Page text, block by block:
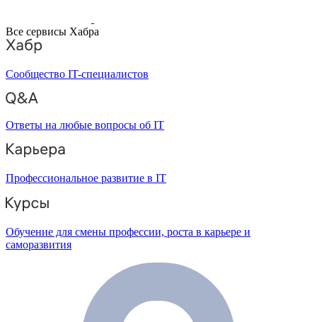
Все сервисы Хабра
Сообщество IT-специалистов
Ответы на любые вопросы об IT
Профессиональное развитие в IT
Обучение для смены профессии, роста в карьере и
саморазвития